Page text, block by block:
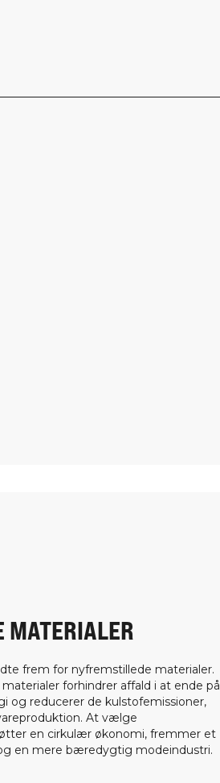
MATERIALER
frem for nyfremstillede materialer.
forhindrer affald i at ende på
og reducerer de kulstofemissioner,
At vælge
en cirkulær økonomi, fremmer et
en mere bæredygtig modeindustri.